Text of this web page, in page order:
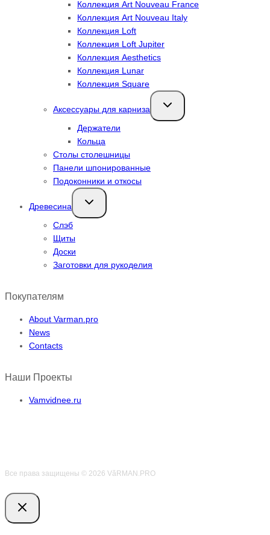
Коллекция Art Nouveau France
Коллекция Art Nouveau Italy
Коллекция Loft
Коллекция Loft Jupiter
Коллекция Aesthetics
Коллекция Lunar
Коллекция Square
Аксессуары для карниза
Переключить
дочернее
Держатели
Кольца
Столы столешницы
Панели шпонированные
Подоконники и откосы
Древесина
Переключить
дочернее
Слэб
Щиты
Доски
Заготовки для рукоделия
Покупателям
About Varman.pro
News
Contacts
Наши Проекты
Vamvidnee.ru
Все права защищены © 2026 VӑRMAN.PRO